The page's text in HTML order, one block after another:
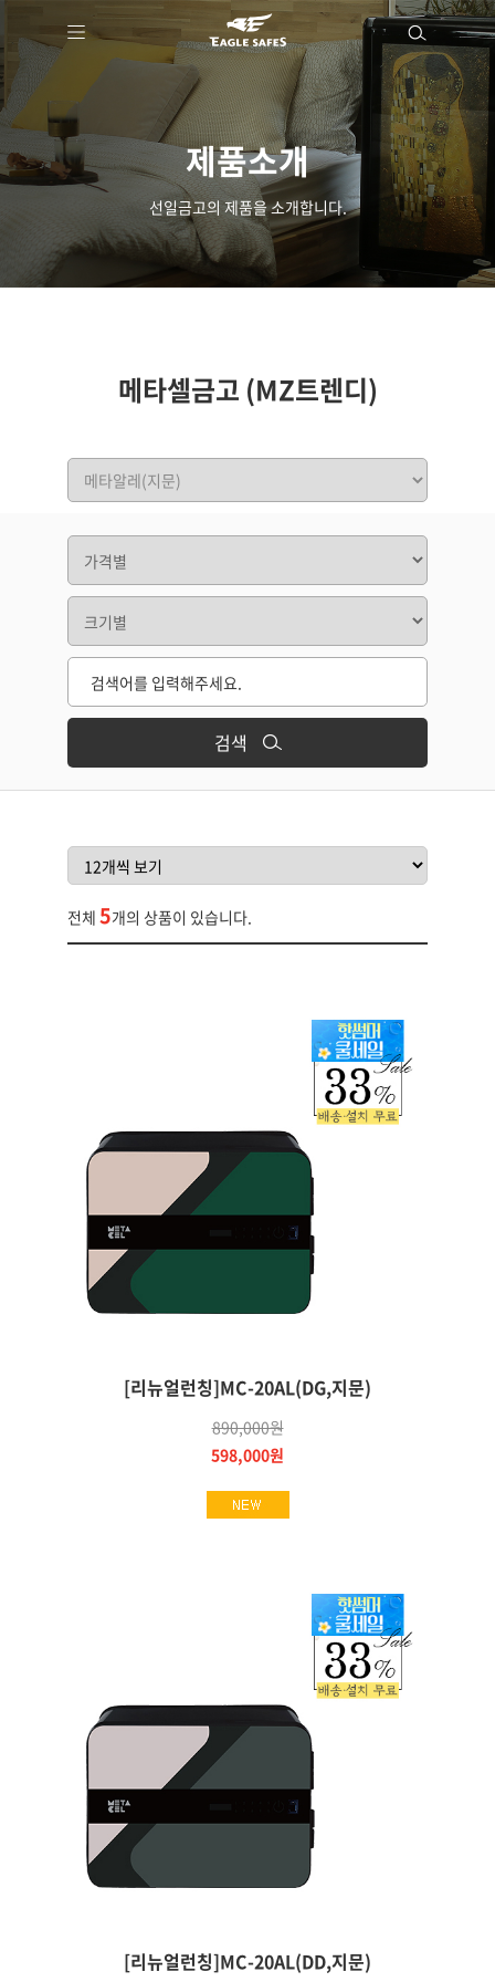
제품소개
선일금고의 제품을 소개합니다.
메타셀금고 (MZ트렌디)
검색
전체 5개의 상품이 있습니다.
[리뉴얼런칭]MC-20AL(DG,지문)
890,000원
598,000원
[리뉴얼런칭]MC-20AL(DD,지문)